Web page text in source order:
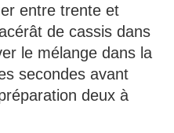
entre trente et
de cassis dans
le mélange dans la
secondes avant
deux à